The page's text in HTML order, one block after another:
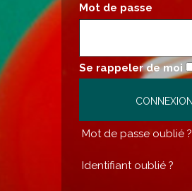
Mot de passe
Se rappeler de moi
Mot de passe oublié ?
Identifiant oublié ?